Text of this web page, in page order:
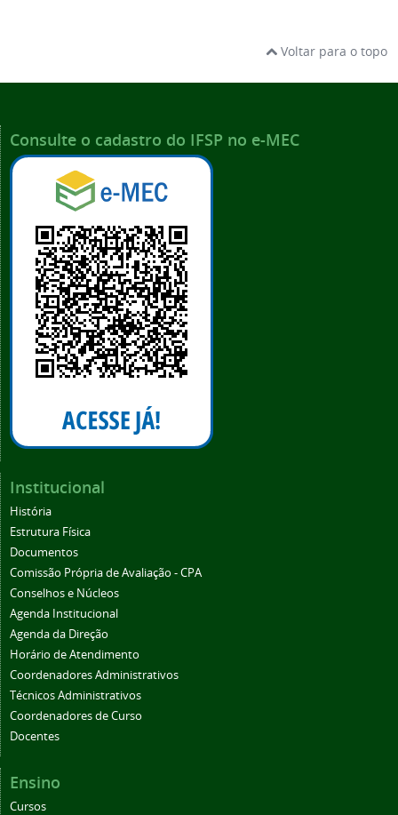
Voltar para o topo
Consulte o cadastro do IFSP no e-MEC
Institucional
História
Estrutura Física
Documentos
Comissão Própria de Avaliação - CPA
Conselhos e Núcleos
Agenda Institucional
Agenda da Direção
Horário de Atendimento
Coordenadores Administrativos
Técnicos Administrativos
Coordenadores de Curso
Docentes
Ensino
Cursos